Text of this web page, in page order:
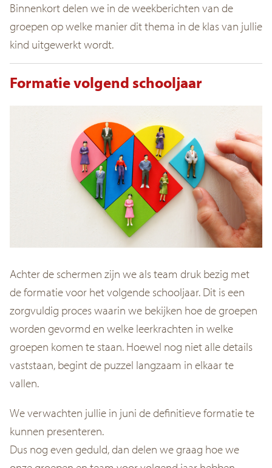
Binnenkort delen we in de weekberichten van de
groepen op welke manier dit thema in de klas van jullie
kind uitgewerkt wordt.
Formatie volgend schooljaar
Achter de schermen zijn we als team druk bezig met
de formatie voor het volgende schooljaar. Dit is een
zorgvuldig proces waarin we bekijken hoe de groepen
worden gevormd en welke leerkrachten in welke
groepen komen te staan. Hoewel nog niet alle details
vaststaan, begint de puzzel langzaam in elkaar te
vallen.
We verwachten jullie in juni de definitieve formatie te
kunnen presenteren.
Dus nog even geduld, dan delen we graag hoe we